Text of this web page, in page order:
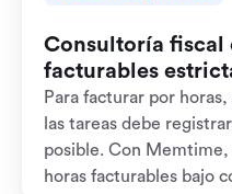
Consultoría fiscal
facturables
​​Para facturar por
las tareas debe
posible. Con
horas facturables bajo